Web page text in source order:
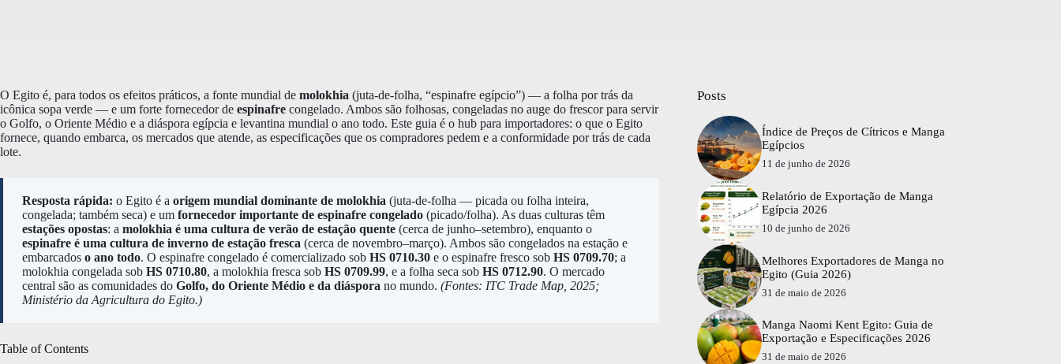
O Egito é, para todos os efeitos práticos, a fonte mundial de molokhia (juta-de-folha, “espinafre egípcio”) — a folha por trás da
icônica sopa verde — e um forte fornecedor de espinafre congelado. Ambos são folhosas, congeladas no auge do frescor para servir
o Golfo, o Oriente Médio e a diáspora egípcia e levantina mundial o ano todo. Este guia é o hub para importadores: o que o Egito
fornece, quando embarca, os mercados que atende, as especificações que os compradores pedem e a conformidade por trás de cada
lote.
Resposta rápida: o Egito é a origem mundial dominante de molokhia (juta-de-folha — picada ou folha inteira,
congelada; também seca) e um fornecedor importante de espinafre congelado (picado/folha). As duas culturas têm
estações opostas: a molokhia é uma cultura de verão de estação quente (cerca de junho–setembro), enquanto o
espinafre é uma cultura de inverno de estação fresca (cerca de novembro–março). Ambos são congelados na estação e
embarcados o ano todo. O espinafre congelado é comercializado sob HS 0710.30 e o espinafre fresco sob HS 0709.70; a
molokhia congelada sob HS 0710.80, a molokhia fresca sob HS 0709.99, e a folha seca sob HS 0712.90. O mercado
central são as comunidades do Golfo, do Oriente Médio e da diáspora no mundo. (Fontes: ITC Trade Map, 2025;
Ministério da Agricultura do Egito.)
Table of Contents
Posts
Índice de Preços de Cítricos e Manga
Egípcios
11 de junho de 2026
Relatório de Exportação de Manga
Egípcia 2026
10 de junho de 2026
Melhores Exportadores de Manga no
Egito (Guia 2026)
31 de maio de 2026
Manga Naomi Kent Egito: Guia de
Exportação e Especificações 2026
31 de maio de 2026